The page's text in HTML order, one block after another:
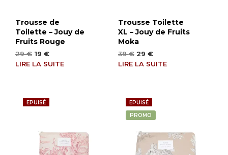
Trousse de
Toilette – Jouy de
Fruits Rouge
29€ Le
prix
19 €Le
prix
LIRE LA SUITE
Trousse Toilette
XL – Jouy de Fruits
Moka
39€ Le
prix
29 €Le
prix
LIRE LA SUITE
EPUISÉ
EPUISÉ
PROMO